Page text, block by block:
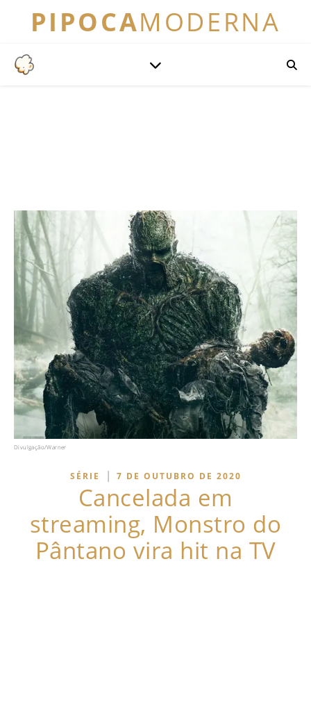
PIPOCAMODERNA
Divulgação/Warner
SÉRIE | 7 DE OUTUBRO DE 2020
Cancelada em
streaming, Monstro do
Pântano vira hit na TV